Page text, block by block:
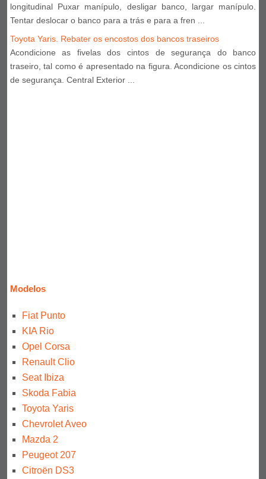
longitudinal Puxar manípulo, desligar banco, largar manípulo.
Tentar deslocar o banco para a trás e para a fren ...
Toyota Yaris. Rebater os encostos dos bancos traseiros
Acondicione as fivelas dos cintos de segurança do banco
traseiro, tal como é apresentado na figura. Acondicione os cintos
de segurança. Central Exterior ...
Modelos
Fiat Punto
KIA Rio
Opel Corsa
Renault Clio
Seat Ibiza
Skoda Fabia
Toyota Yaris
Chevrolet Aveo
Mazda 2
Peugeot 207
Citroën DS3